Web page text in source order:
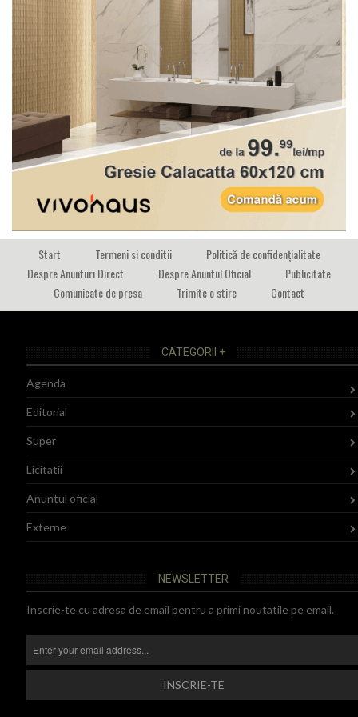
Start Termeni si conditii
Politică de confidențialitate
Despre Anunturi Direct
Despre Anuntul Oficial
Publicitate
Comunicate de presa
Trimite o stire Contact
CATEGORII +
Agenda
Editorial
Super
Licitatii
Anuntul oficial
Externe
NEWSLETTER
Inscrie-te cu adresa de email pentru a primi noutatile pe email.